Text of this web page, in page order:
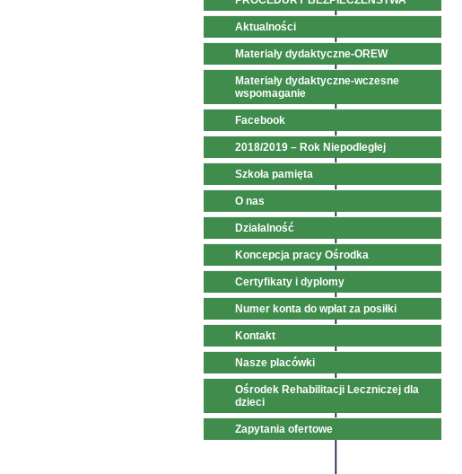
Aktualności
Materiały dydaktyczne-OREW
Materiały dydaktyczne-wczesne
wspomaganie
Facebook
2018/2019 – Rok Niepodległej
Szkoła pamięta
O nas
Działalność
Koncepcja pracy Ośrodka
Certyfikaty i dyplomy
Numer konta do wpłat za posiłki
Kontakt
Nasze placówki
Ośrodek Rehabilitacji Leczniczej dla
dzieci
Zapytania ofertowe